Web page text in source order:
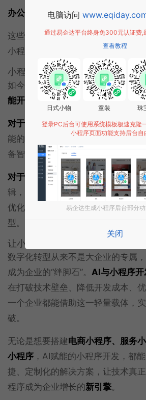
办公类小程序：自动生成会议纪要，
这些功能不仅丰富了服务场景，更
小程序成为企业连接用户的“桥梁”
小程序开发已进入AI时代
如今，小程序开发早已进入AI时代
能开发、家家有小程序” 成为现实。
对于中小企业：无需承担高额技术
能的小程序开发服务，就能快速拥
备智能化优势的小程序，轻松切入数
对于开发者：AI成为高效助手，自
辑，减少重复劳动，将更多精力投
优化中，推动行业从“人力密集型”向
型。
让小程序成为企业增长的新引擎
数字化转型从来不是大企业的专属
成为企业的“绊脚石”。 AI与小程序
在打破技术壁垒、降低开发成本、
一个企业都能借助这一轻量载体，
破。
无论是想要搭建电商小程序、服务
小程序 ，AI赋能的小程序开发，都
捷、定制化的解决方案，让技术真
程序成为企业增长的新引擎。
电脑访问
通过易企达平台终身免300元认证费,
查看教程
日式小物 童装 珠
登录PC后台可使用系统模板极速克隆
小程序页面功能支持后台自
易企达生成小程序后台部分
关闭